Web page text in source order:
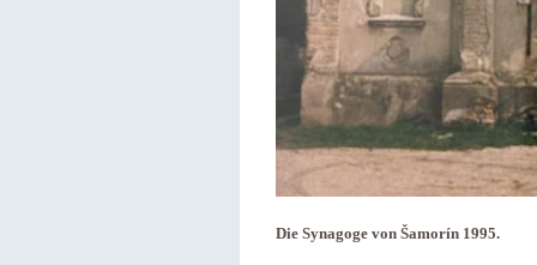
Die Synagoge von Šamorín 1995.